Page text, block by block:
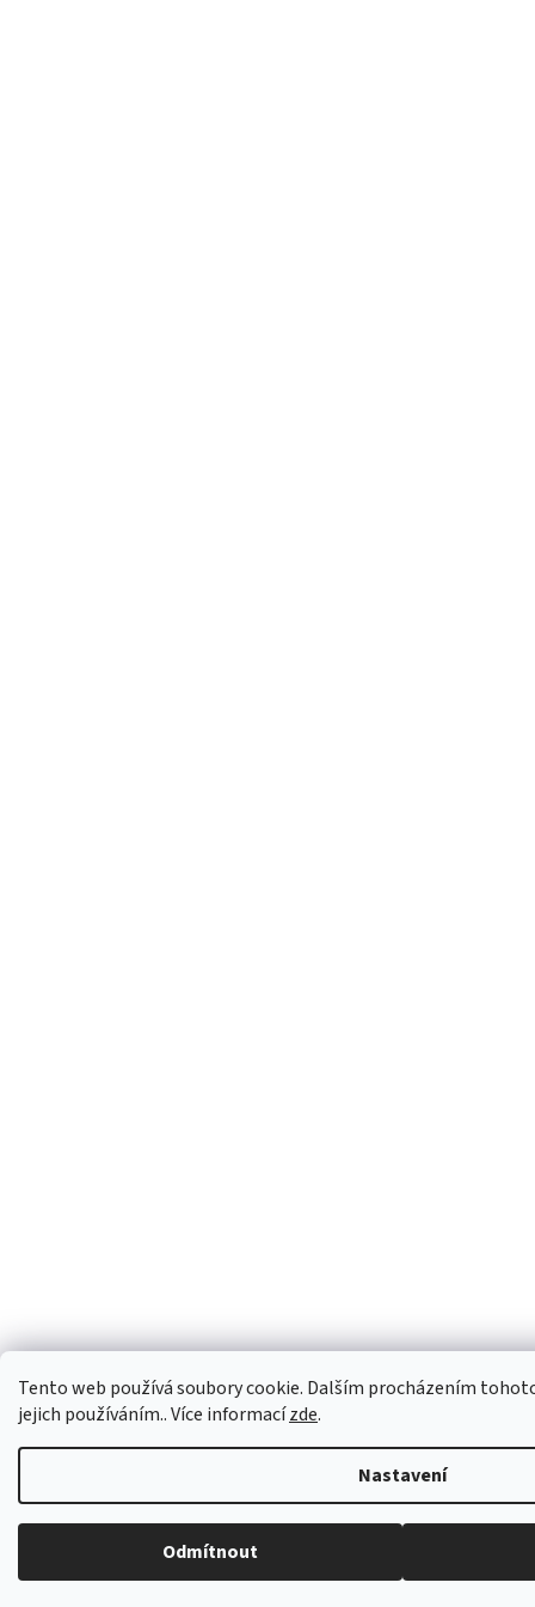
Tento web používá soubory cookie. Dalším procházením
jejich používáním.. Více informacízde.
Nastavení
Odmítnout